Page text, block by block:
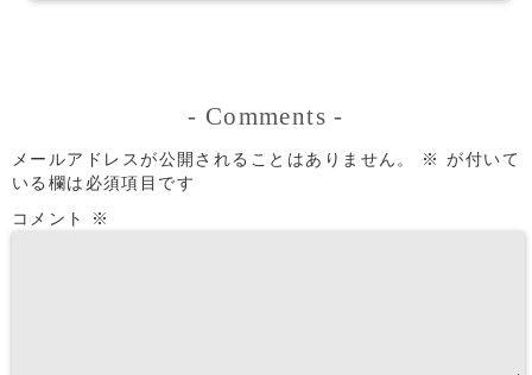
- Comments -
メールアドレスが公開されることはありません。 ※ が付いて
いる欄は必須項目です
コメント
※